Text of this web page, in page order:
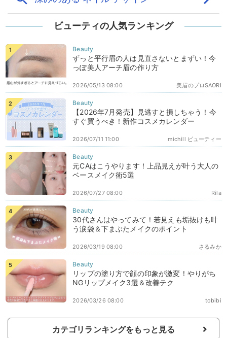
ビューティの人気ランキング
ずっと平行眉の人は見直さないとまずい！今
っぽ美人アーチ眉の作り方
美眉のプロSAORI
2026/05/13 08:00
【2026年7月発売】見逃すと損しちゃう！今
すぐ買うべき！新作コスメカレンダー
michill ビューティー
2026/07/11 11:00
元CAはこうやります！上品見えが叶う大人の
ベースメイク術5選
Rila
2026/07/27 08:00
30代さんはやってみて！若見えも垢抜けも叶
う涙袋＆下まぶたメイクのポイント
さるみか
2026/03/19 08:00
リップの塗り方で顔の印象が激変！やりがち
NGリップメイク3選＆改善テク
tobibi
2026/03/26 08:00
カテゴリランキングをもっと見る